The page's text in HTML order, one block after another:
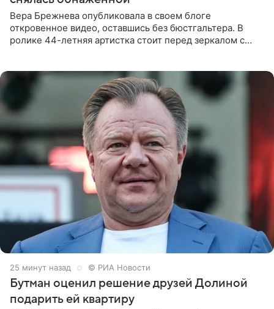
Вера Брежнева опубликовала в своем блоге
откровенное видео, оставшись без бюстгальтера. В
ролике 44-летняя артистка стоит перед зеркалом с
25 минут назад © РИА Новости
Бутман оценил решение друзей Долиной
подарить ей квартиру